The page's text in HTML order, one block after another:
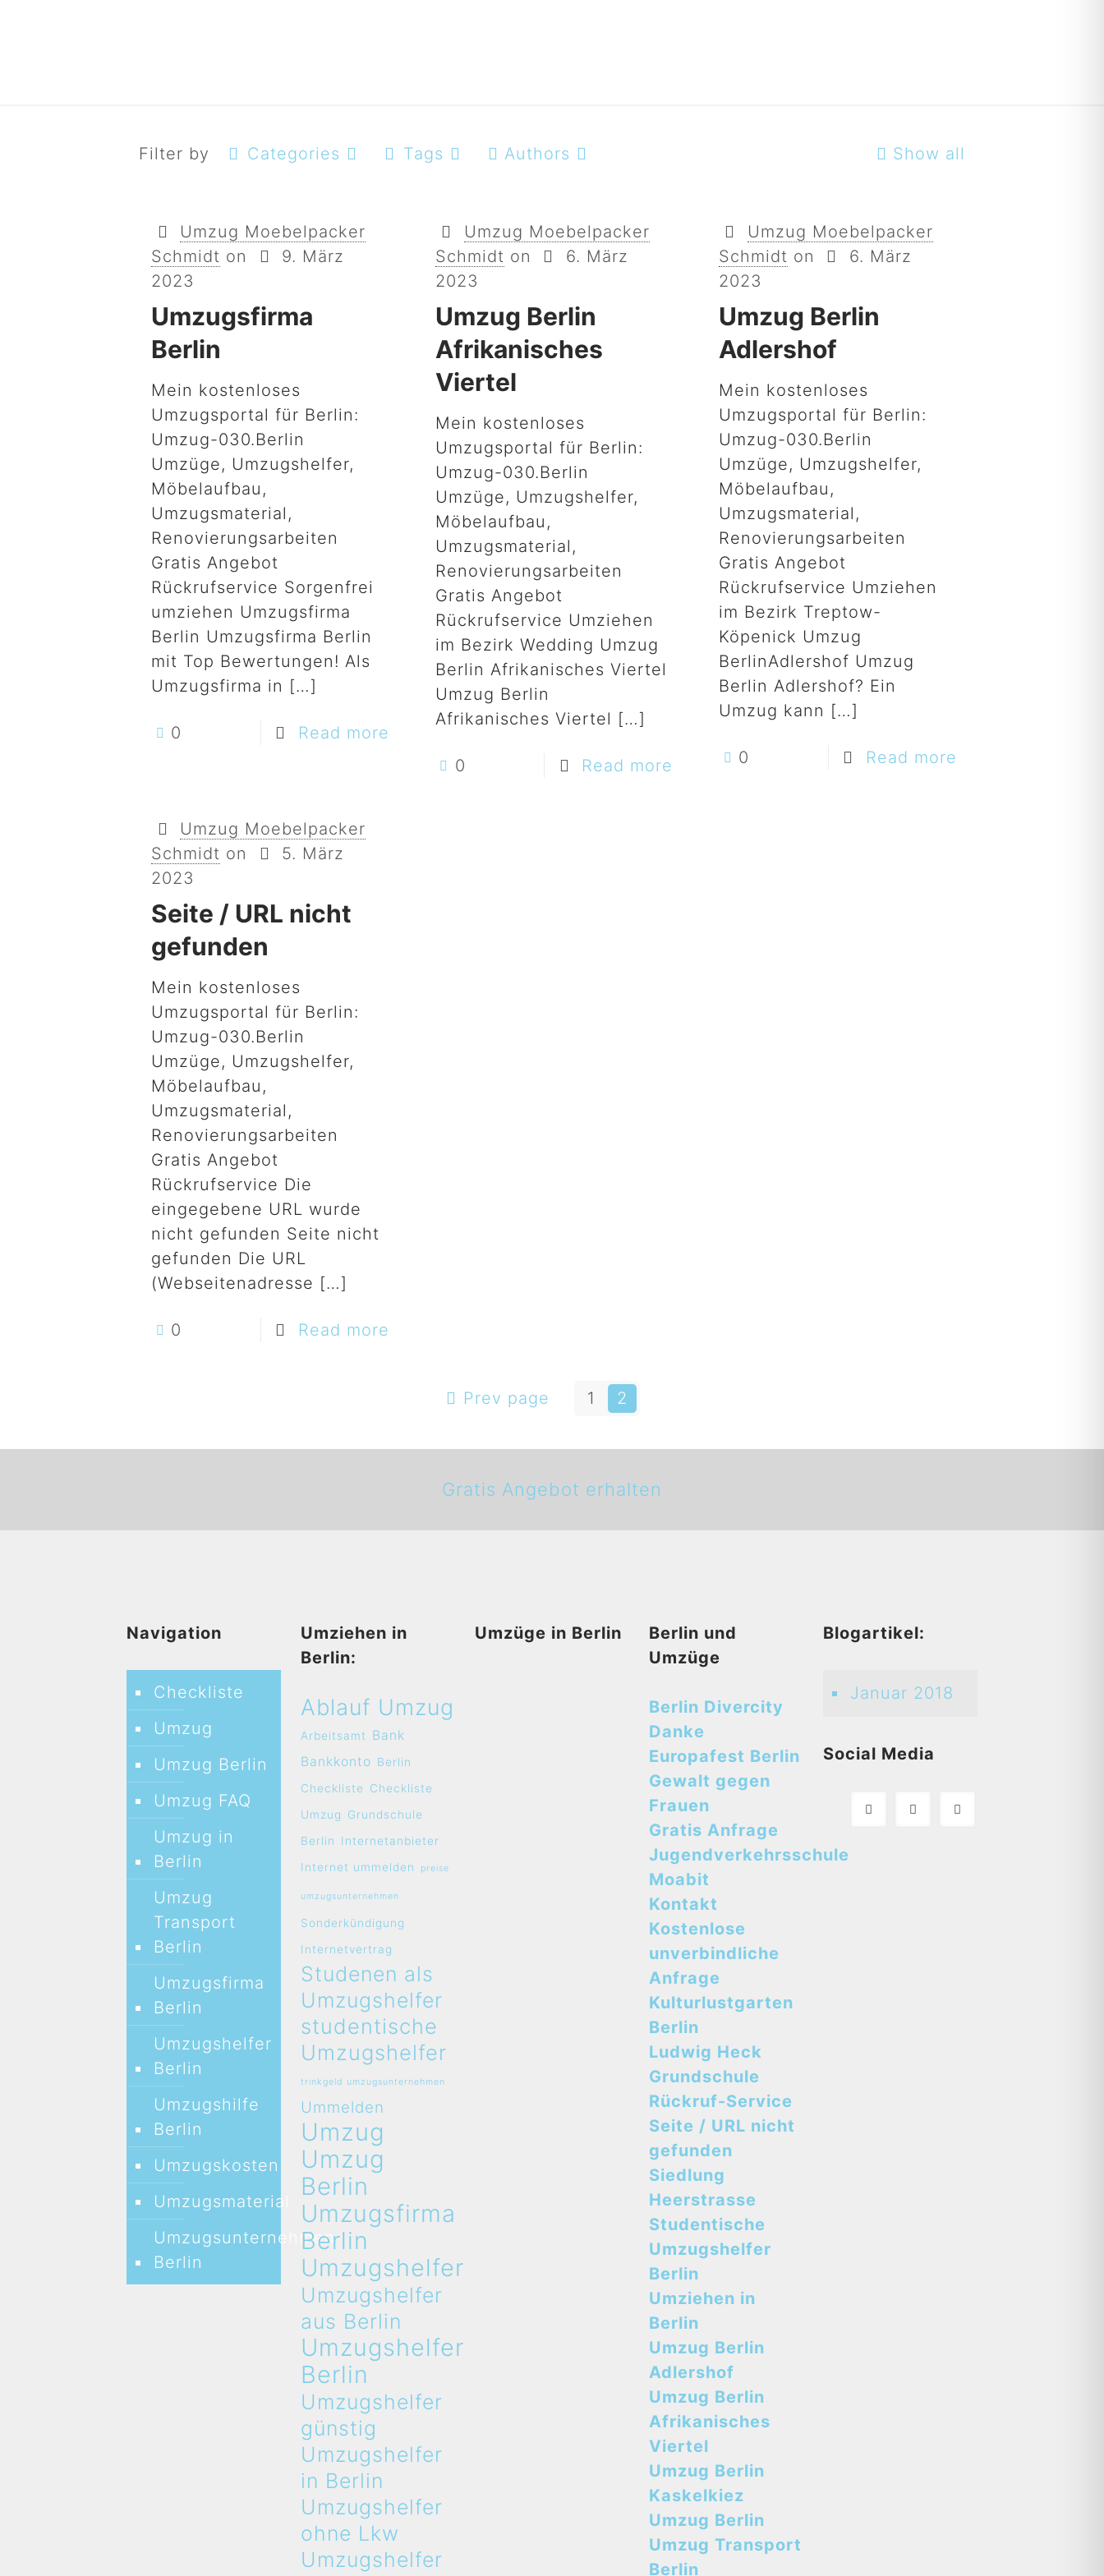
Filter by Categories Tags Authors Show all
Umzug Moebelpacker
Schmidt on
9. März
2023
Umzugsfirma
Berlin
Mein kostenloses
Umzugsportal für Berlin:
Umzug-030.Berlin
Umzüge, Umzugshelfer,
Möbelaufbau,
Umzugsmaterial,
Renovierungsarbeiten
Gratis Angebot
Rückrufservice Sorgenfrei
umziehen Umzugsfirma
Berlin Umzugsfirma Berlin
mit Top Bewertungen! Als
Umzugsfirma in […]
0 Read more
Umzug Moebelpacker
Schmidt on
6. März
2023
Umzug Berlin
Afrikanisches
Viertel
Mein kostenloses
Umzugsportal für Berlin:
Umzug-030.Berlin
Umzüge, Umzugshelfer,
Möbelaufbau,
Umzugsmaterial,
Renovierungsarbeiten
Gratis Angebot
Rückrufservice Umziehen
im Bezirk Wedding Umzug
Berlin Afrikanisches Viertel
Umzug Berlin
Afrikanisches Viertel […]
0 Read more
Umzug Moebelpacker
Schmidt on
6. März
2023
Umzug Berlin
Adlershof
Mein kostenloses
Umzugsportal für Berlin:
Umzug-030.Berlin
Umzüge, Umzugshelfer,
Möbelaufbau,
Umzugsmaterial,
Renovierungsarbeiten
Gratis Angebot
Rückrufservice Umziehen
im Bezirk Treptow-
Köpenick Umzug
BerlinAdlershof Umzug
Berlin Adlershof? Ein
Umzug kann […]
0 Read more
Umzug Moebelpacker
Schmidt on
5. März
2023
Seite / URL nicht
gefunden
Mein kostenloses
Umzugsportal für Berlin:
Umzug-030.Berlin
Umzüge, Umzugshelfer,
Möbelaufbau,
Umzugsmaterial,
Renovierungsarbeiten
Gratis Angebot
Rückrufservice Die
eingegebene URL wurde
nicht gefunden Seite nicht
gefunden Die URL
(Webseitenadresse […]
0 Read more
Prev page 1 2
Gratis Angebot erhalten
Navigation
Checkliste
Umzug
Umzug Berlin
Umzug FAQ
Umzug in
Berlin
Umzug
Transport
Berlin
Umzugsfirma
Berlin
Umzugshelfer
Berlin
Umzugshilfe
Berlin
Umzugskosten
Umzugsmaterial
Umzugsunternehmen
Berlin
Umziehen in
Berlin:
Ablauf Umzug
Arbeitsamt
Bank
Bankkonto Berlin
Checkliste
Checkliste
Umzug
Grundschule
Berlin
Internetanbieter
Internet ummelden
preise
umzugsunternehmen
Sonderkündigung
Internetvertrag
Studenen als
Umzugshelfer
studentische
Umzugshelfer
trinkgeld umzugsunternehmen
Ummelden
Umzug
Umzug
Berlin
Umzugsfirma
Berlin
Umzugshelfer
Umzugshelfer
aus Berlin
Umzugshelfer
Berlin
Umzugshelfer
günstig
Umzugshelfer
in Berlin
Umzugshelfer
ohne Lkw
Umzugshelfer
Umzüge in Berlin
Berlin und
Umzüge
Berlin Divercity
Danke
Europafest Berlin
Gewalt gegen
Frauen
Gratis Anfrage
Jugendverkehrsschule
Moabit
Kontakt
Kostenlose
unverbindliche
Anfrage
Kulturlustgarten
Berlin
Ludwig Heck
Grundschule
Rückruf-Service
Seite / URL nicht
gefunden
Siedlung
Heerstrasse
Studentische
Umzugshelfer
Berlin
Umziehen in
Berlin
Umzug Berlin
Adlershof
Umzug Berlin
Afrikanisches
Viertel
Umzug Berlin
Kaskelkiez
Umzug Berlin
Umzug Transport
Berlin
Blogartikel:
Januar 2018
Social Media